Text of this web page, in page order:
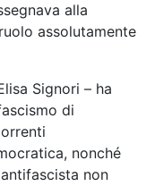
alla
assolutamente
Signori – ha
di
nonché
non